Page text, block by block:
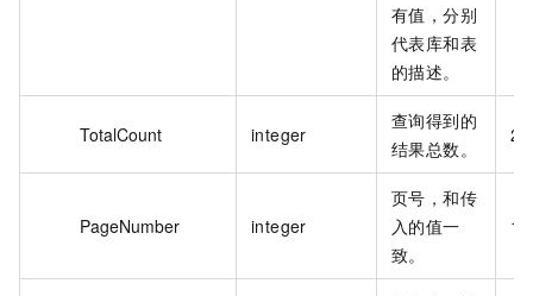
有值，分别
代表库和表
的描述。
TotalCount integer
查询得到的
结果总数。
23
PageNumber integer
页号，和传
入的值一
致。
1